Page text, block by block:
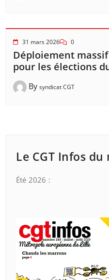
31 mars 2026 0
Déploiement massif
pour les élections
By syndicat CGT
Le CGT Infos du
Été 2026 :